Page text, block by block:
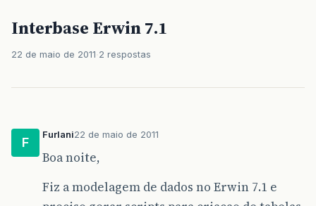
Interbase Erwin 7.1
22 de maio de 2011 2 respostas
F
Furlani22 de maio de 2011
Boa noite,
Fiz a modelagem de dados no Erwin 7.1 e